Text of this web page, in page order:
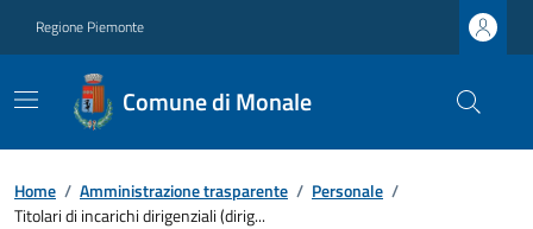
Regione Piemonte
Comune di Monale
Home / Amministrazione trasparente / Personale /
Titolari di incarichi dirigenziali (dirig...